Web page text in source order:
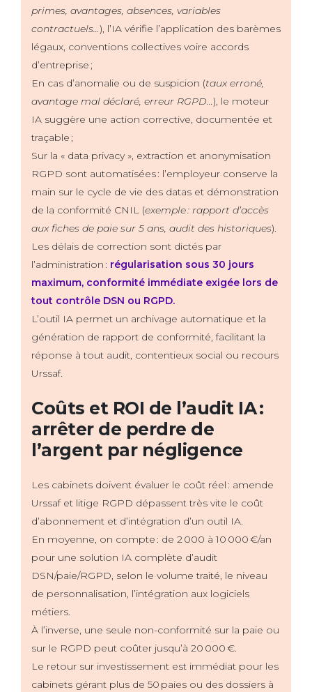
primes, avantages, absences, variables
contractuels…), l’IA vérifie l’application des barèmes
légaux, conventions collectives voire accords
d’entreprise ;
En cas d’anomalie ou de suspicion (taux erroné,
avantage mal déclaré, erreur RGPD…), le moteur
IA suggère une action corrective, documentée et
traçable ;
Sur la « data privacy », extraction et anonymisation
RGPD sont automatisées : l’employeur conserve la
main sur le cycle de vie des datas et démonstration
de la conformité CNIL (exemple : rapport d’accès
aux fiches de paie sur 5 ans, audit des historiques).
Les délais de correction sont dictés par
l’administration : régularisation sous 30 jours
maximum, conformité immédiate exigée lors de
tout contrôle DSN ou RGPD.
L’outil IA permet un archivage automatique et la
génération de rapport de conformité, facilitant la
réponse à tout audit, contentieux social ou recours
Urssaf.
Coûts et ROI de l’audit IA :
arrêter de perdre de
l’argent par négligence
Les cabinets doivent évaluer le coût réel : amende
Urssaf et litige RGPD dépassent très vite le coût
d’abonnement et d’intégration d’un outil IA.
En moyenne, on compte : de 2 000 à 10 000 €/an
pour une solution IA complète d’audit
DSN/paie/RGPD, selon le volume traité, le niveau
de personnalisation, l’intégration aux logiciels
métiers.
À l’inverse, une seule non-conformité sur la paie ou
sur le RGPD peut coûter jusqu’à 20 000 €.
Le retour sur investissement est immédiat pour les
cabinets gérant plus de 50 paies ou des dossiers à